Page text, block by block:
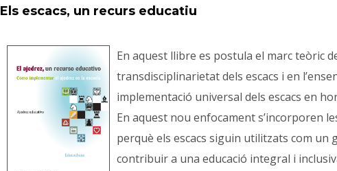
Els escacs, un recurs educatiu
En aquest llibre es postula el marc teòric
transdisciplinarietat dels escacs i en
implementació universal dels escacs en
En aquest nou enfocament s’incorporen
perquè els escacs siguin utilitzats com
contribuir a una educació integral i